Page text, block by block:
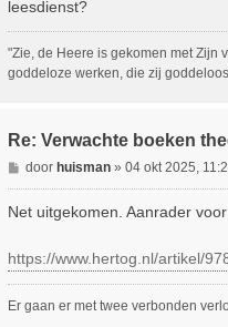
leesdienst?
"Zie, de Heere is gekomen met Zijn
goddeloze werken, die zij
Re: Verwachte boeken
B
e
h
t
door huisman» 04 okt 2025,
Net uitgekomen. Aanrader
https://www.hertog.nl/artikel/
Er gaan er met twee verbonden